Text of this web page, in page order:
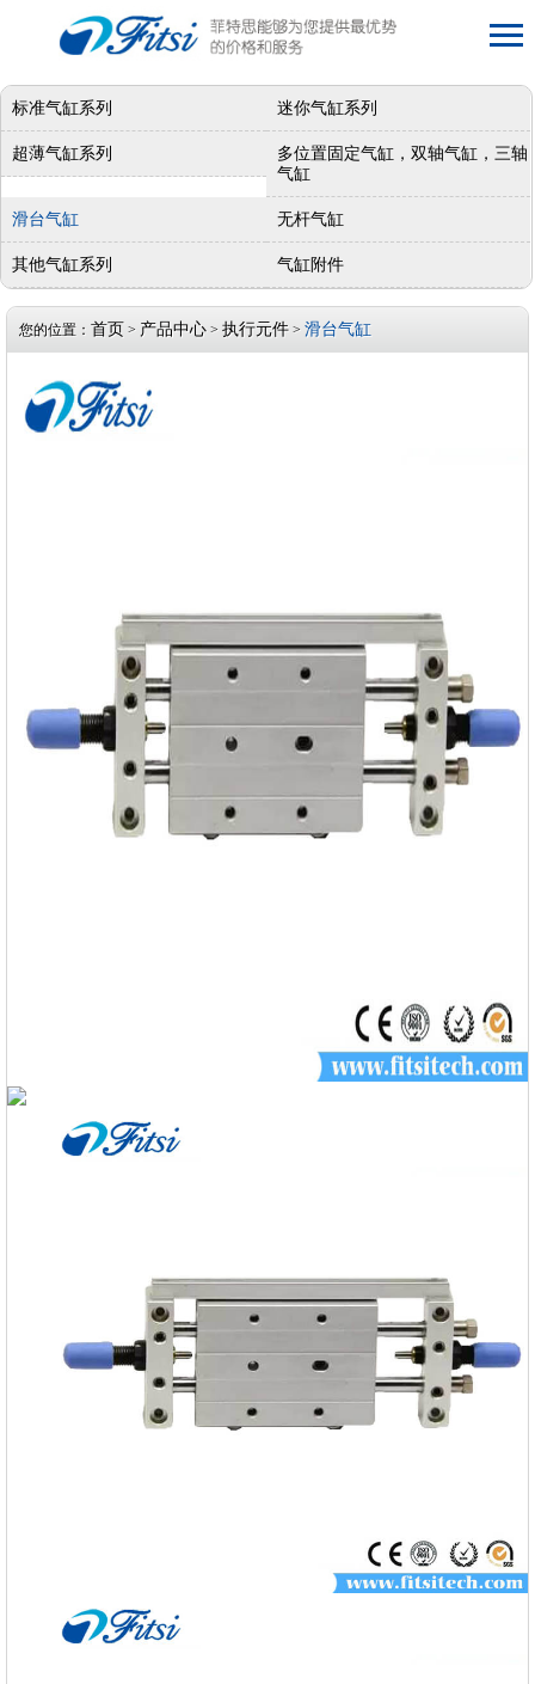
标准气缸系列 迷你气缸系列
超薄气缸系列
多位置固定气缸，双轴气缸，三轴
气缸
滑台气缸 无杆气缸
其他气缸系列 气缸附件
您的位置： 首页 > 产品中心 > 执行元件 > 滑台气缸